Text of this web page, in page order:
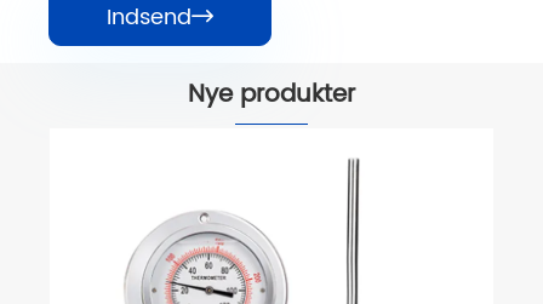
Indsend
Nye produkter